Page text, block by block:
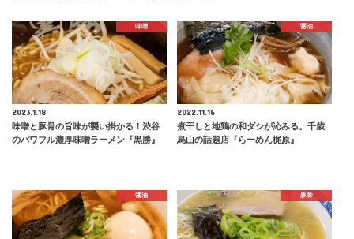
味噌
2023.1.18
味噌と豚骨の旨味が襲い掛かる！渋谷
のパワフル濃厚味噌ラーメン『黒勝』
醤油
2022.11.16
煮干しと地鶏の和ダシが沁みる。千歳
烏山の話題店『らーめん梶原』
醤油 豚骨